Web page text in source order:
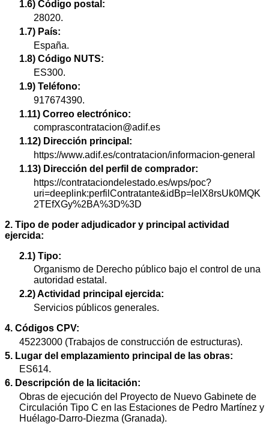
1.6) Código postal:
28020.
1.7) País:
España.
1.8) Código NUTS:
ES300.
1.9) Teléfono:
917674390.
1.11) Correo electrónico:
comprascontratacion@adif.es
1.12) Dirección principal:
https://www.adif.es/contratacion/informacion-general
1.13) Dirección del perfil de comprador:
https://contrataciondelestado.es/wps/poc?
uri=deeplink:perfilContratante&idBp=leIX8rsUk0MQK
2TEfXGy%2BA%3D%3D
2. Tipo de poder adjudicador y principal actividad
ejercida:
2.1) Tipo:
Organismo de Derecho público bajo el control de una
autoridad estatal.
2.2) Actividad principal ejercida:
Servicios públicos generales.
4. Códigos CPV:
45223000 (Trabajos de construcción de estructuras).
5. Lugar del emplazamiento principal de las obras:
ES614.
6. Descripción de la licitación:
Obras de ejecución del Proyecto de Nuevo Gabinete de
Circulación Tipo C en las Estaciones de Pedro Martínez y
Huélago-Darro-Diezma (Granada).